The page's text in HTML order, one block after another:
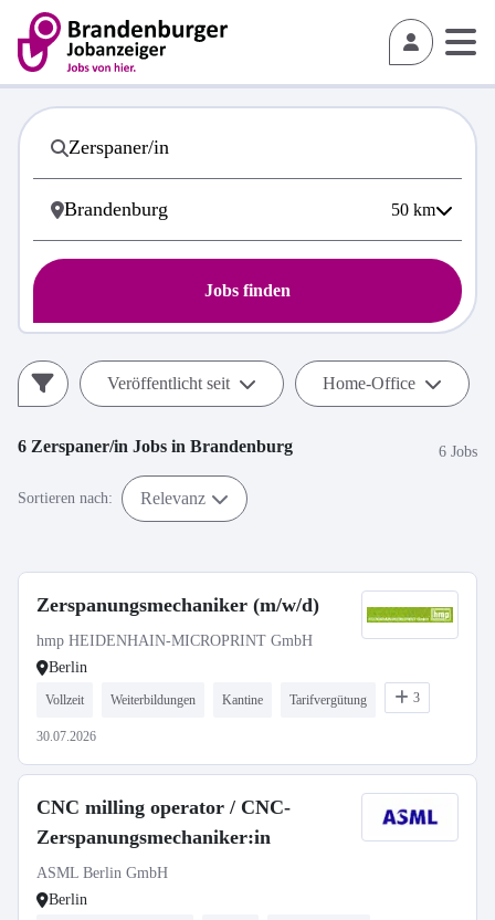
50 km
Jobs finden
Veröffentlicht seit Home-Office
6 Zerspaner/in Jobs in Brandenburg 6 Jobs
Sortieren nach: Relevanz
Zerspanungsmechaniker (m/w/d)
hmp HEIDENHAIN-MICROPRINT GmbH
Berlin
Vollzeit Weiterbildungen Kantine Tarifvergütung 3
30.07.2026
CNC milling operator / CNC-
Zerspanungsmechaniker:in
ASML Berlin GmbH
Berlin